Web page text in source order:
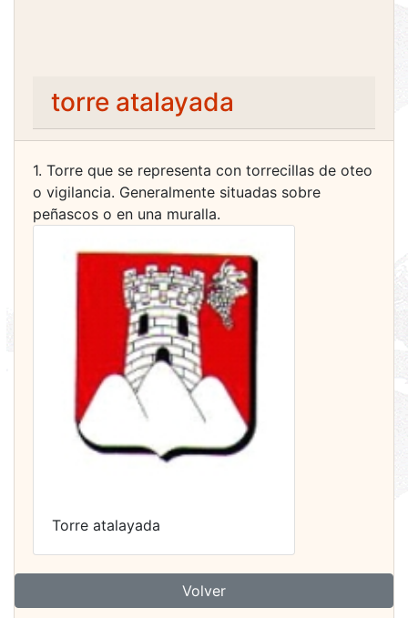
torre atalayada
1. Torre que se representa con torrecillas de oteo
o vigilancia. Generalmente situadas sobre
peñascos o en una muralla.
Torre atalayada
Volver